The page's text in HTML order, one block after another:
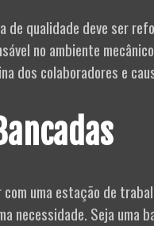
de qualidade deve ser
no ambiente
dos colaboradores e
uma estação de
necessidade. Seja uma